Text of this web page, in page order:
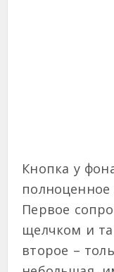
Кнопка у
Первое
щелчком и
второе –